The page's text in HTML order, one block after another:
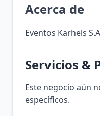
Acerca de
Eventos Karhels
Servicios &
Este negocio aún
específicos.